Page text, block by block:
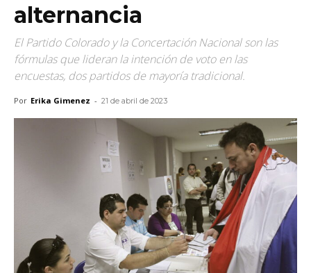
alternancia
El Partido Colorado y la Concertación Nacional son las
fórmulas que lideran la intención de voto en las
encuestas, dos partidos de mayoría tradicional.
Por Erika Gimenez - 21 de abril de 2023